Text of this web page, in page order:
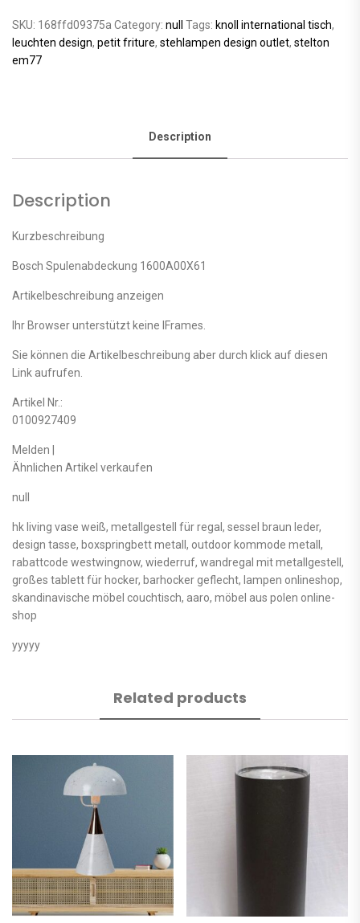
SKU: 168ffd09375a Category: null Tags: knoll international tisch,
leuchten design, petit friture, stehlampen design outlet, stelton
em77
Description
Description
Kurzbeschreibung
Bosch Spulenabdeckung 1600A00X61
Artikelbeschreibung anzeigen
Ihr Browser unterstützt keine IFrames.
Sie können die Artikelbeschreibung aber durch klick auf diesen
Link aufrufen.
Artikel Nr.:
0100927409
Melden |
Ähnlichen Artikel verkaufen
null
hk living vase weiß, metallgestell für regal, sessel braun leder,
design tasse, boxspringbett metall, outdoor kommode metall,
rabattcode westwingnow, wiederruf, wandregal mit metallgestell,
großes tablett für hocker, barhocker geflecht, lampen onlineshop,
skandinavische möbel couchtisch, aaro, möbel aus polen online-
shop
yyyyy
Related products